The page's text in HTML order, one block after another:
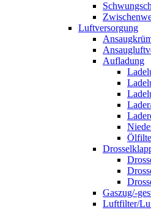
Luftversorgung
Aufladung
Gaszug/-
Luftfilter/